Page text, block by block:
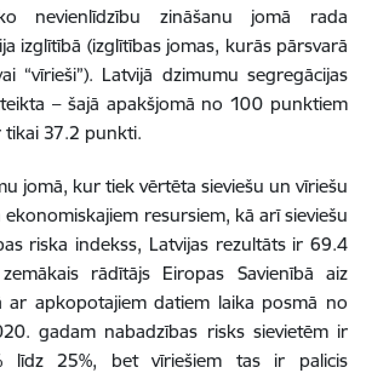
nevienlīdzību zināšanu jomā rada
izglītībā (izglītības jomas, kurās pārsvarā
“vīrieši”). Latvijā dzimumu segregācijas
– šajā apakšjomā no 100 punktiem
tikai 37.2 punkti.
jomā, kur tiek vērtēta sieviešu un vīriešu
resursiem, kā arī sieviešu
riska indekss, Latvijas rezultāts ir 69.4
rādītājs Eiropas Savienībā aiz
ar apkopotajiem datiem laika posmā no
gadam nabadzības risks sievietēm ir
līdz 25%, bet vīriešiem tas ir palicis